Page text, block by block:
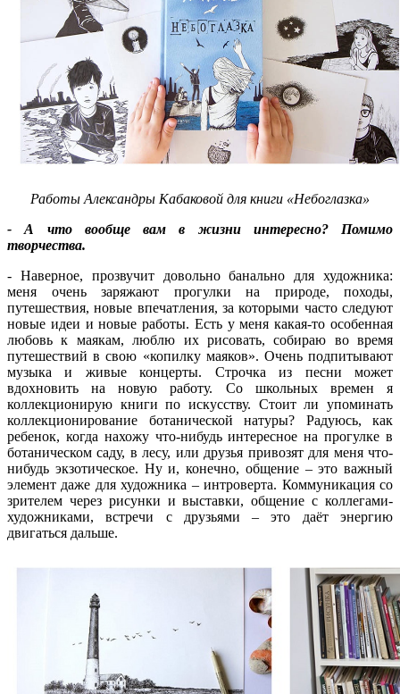
Работы Александры Кабаковой для книги «Небоглазка»
- А что вообще вам в жизни интересно? Помимо
творчества.
- Наверное, прозвучит довольно банально для художника:
меня очень заряжают прогулки на природе, походы,
путешествия, новые впечатления, за которыми часто следуют
новые идеи и новые работы. Есть у меня какая-то особенная
любовь к маякам, люблю их рисовать, собираю во время
путешествий в свою «копилку маяков». Очень подпитывают
музыка и живые концерты. Строчка из песни может
вдохновить на новую работу. Со школьных времен я
коллекционирую книги по искусству. Стоит ли упоминать
коллекционирование ботанической натуры? Радуюсь, как
ребенок, когда нахожу что-нибудь интересное на прогулке в
ботаническом саду, в лесу, или друзья привозят для меня что-
нибудь экзотическое. Ну и, конечно, общение – это важный
элемент даже для художника – интроверта. Коммуникация со
зрителем через рисунки и выставки, общение с коллегами-
художниками, встречи с друзьями – это даёт энергию
двигаться дальше.